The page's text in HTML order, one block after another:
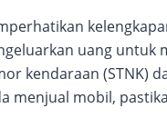
uang untuk
kendaraan (STNK)
menjual mobil,